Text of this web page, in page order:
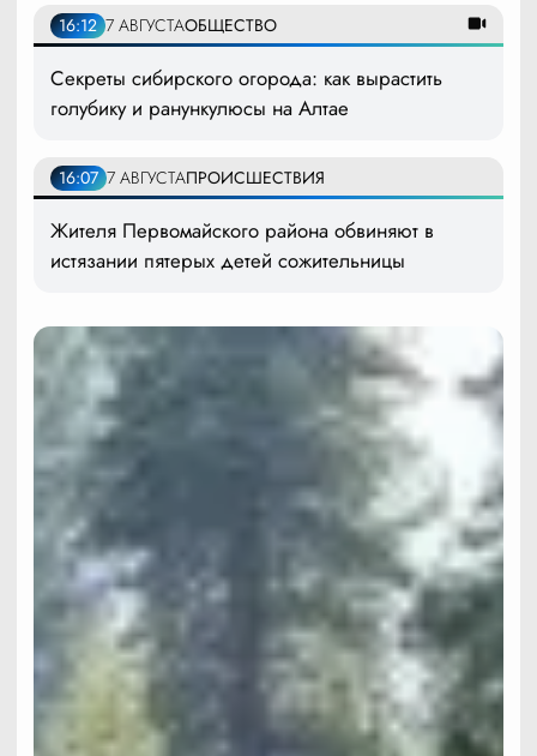
16:12 7 АВГУСТАОБЩЕСТВО
Секреты сибирского огорода: как вырастить
голубику и ранункулюсы на Алтае
16:07 7 АВГУСТАПРОИСШЕСТВИЯ
Жителя Первомайского района обвиняют в
истязании пятерых детей сожительницы